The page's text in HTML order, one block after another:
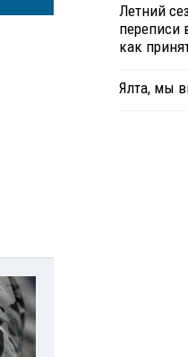
Летний
переписи
как
Ялта, мы